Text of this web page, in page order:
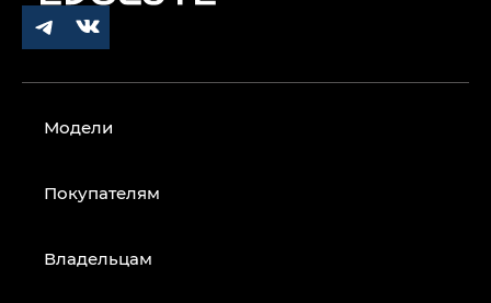
Модели
Покупателям
Владельцам